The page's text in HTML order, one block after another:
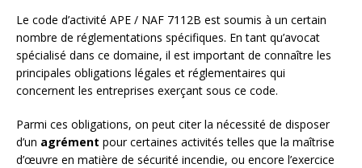
Le code d’activité APE / NAF 7112B est soumis à un certain
nombre de réglementations spécifiques. En tant qu’avocat
spécialisé dans ce domaine, il est important de connaître les
principales obligations légales et réglementaires qui
concernent les entreprises exerçant sous ce code.
Parmi ces obligations, on peut citer la nécessité de disposer
d’un agrément pour certaines activités telles que la maîtrise
d’œuvre en matière de sécurité incendie, ou encore l’exercice